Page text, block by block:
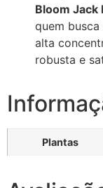
Bloom Jack
quem
alta
robusta e
Plantas